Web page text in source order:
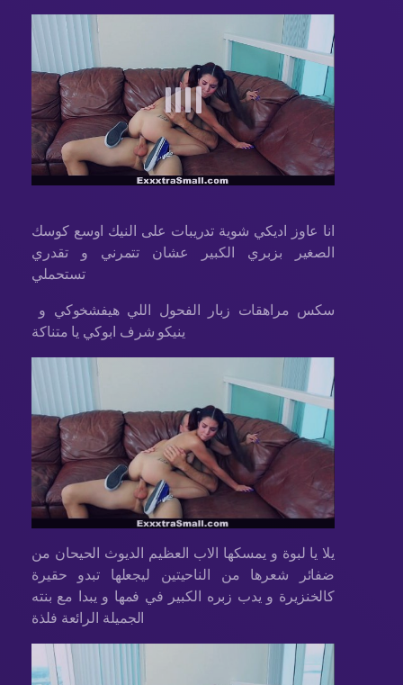
انا عاوز اديكي شوية تدريبات على النيك اوسع كوسك
الصغير بزبري الكبير عشان تتمرني و تقدري
تستحملي
ينيكو شرف ابوكي يا متناكة
يلا يا لبوة و يمسكها الاب العظيم الديوث الحيحان من
ضفائر شعرها من الناحيتين ليجعلها تبدو حقيرة
كالخنزيرة و يدب زبره الكبير في فمها و يبدا مع بنته
الجميلة الرائعة فلذة